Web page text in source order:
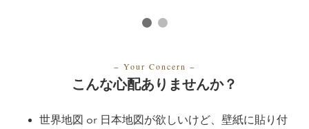
− Your Concern −
こんな心配ありませんか？
世界地図 or 日本地図が欲しいけど、壁紙に貼り付